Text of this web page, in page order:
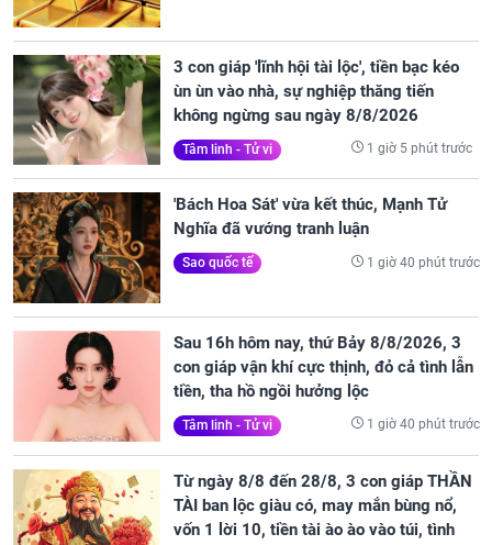
3 con giáp 'lĩnh hội tài lộc', tiền bạc kéo
ùn ùn vào nhà, sự nghiệp thăng tiến
không ngừng sau ngày 8/8/2026
Tâm linh - Tử vi 1 giờ 5 phút trước
'Bách Hoa Sát' vừa kết thúc, Mạnh Tử
Nghĩa đã vướng tranh luận
Sao quốc tế 1 giờ 40 phút trước
Sau 16h hôm nay, thứ Bảy 8/8/2026, 3
con giáp vận khí cực thịnh, đỏ cả tình lẫn
tiền, tha hồ ngồi hưởng lộc
Tâm linh - Tử vi 1 giờ 40 phút trước
Từ ngày 8/8 đến 28/8, 3 con giáp THẦN
TÀI ban lộc giàu có, may mắn bùng nổ,
vốn 1 lời 10, tiền tài ào ào vào túi, tình